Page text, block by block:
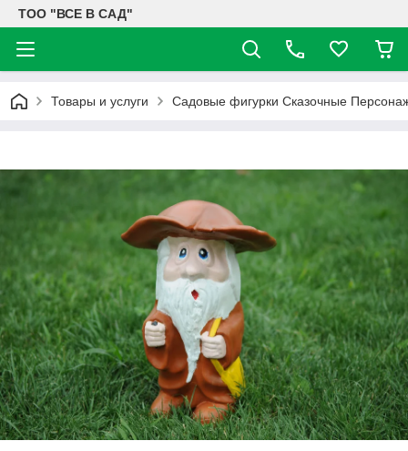
ТОО "ВСЕ В САД"
Товары и услуги Садовые фигурки Сказочные